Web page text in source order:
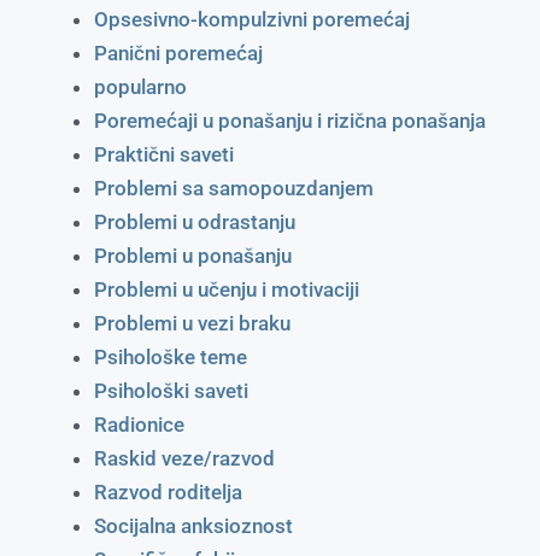
Opsesivno-kompulzivni poremećaj
Panični poremećaj
popularno
Poremećaji u ponašanju i rizična ponašanja
Praktični saveti
Problemi sa samopouzdanjem
Problemi u odrastanju
Problemi u ponašanju
Problemi u učenju i motivaciji
Problemi u vezi braku
Psihološke teme
Psihološki saveti
Radionice
Raskid veze/razvod
Razvod roditelja
Socijalna anksioznost